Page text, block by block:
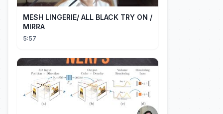
MESH LINGERIE/ ALL BLACK TRY ON /
MIRRA
5:57